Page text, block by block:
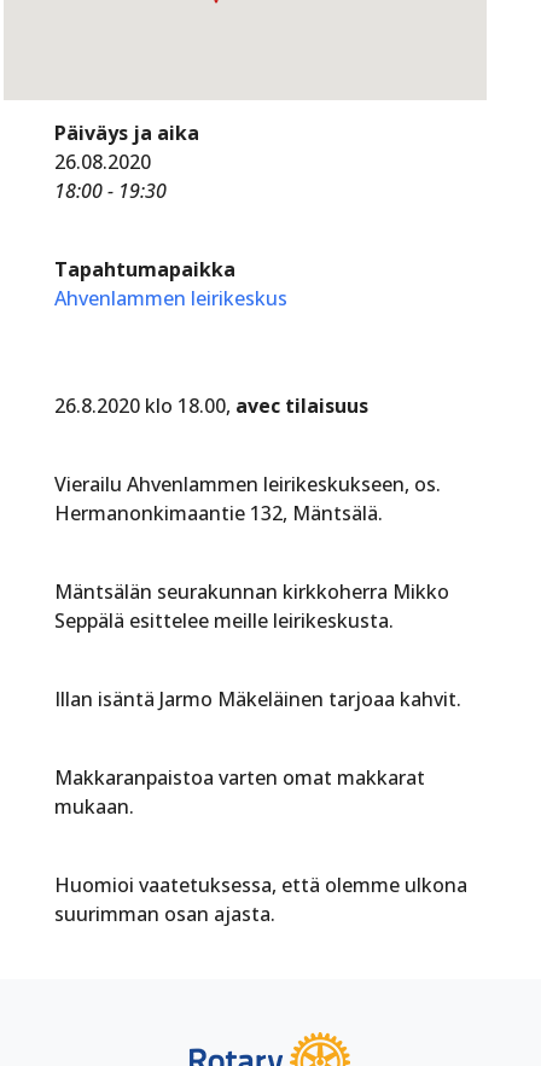
Päiväys ja aika
26.08.2020
18:00 - 19:30
Tapahtumapaikka
Ahvenlammen leirikeskus
26.8.2020 klo 18.00, avec tilaisuus
Vierailu Ahvenlammen leirikeskukseen, os.
Hermanonkimaantie 132, Mäntsälä.
Mäntsälän seurakunnan kirkkoherra Mikko
Seppälä esittelee meille leirikeskusta.
Illan isäntä Jarmo Mäkeläinen tarjoaa kahvit.
Makkaranpaistoa varten omat makkarat
mukaan.
Huomioi vaatetuksessa, että olemme ulkona
suurimman osan ajasta.